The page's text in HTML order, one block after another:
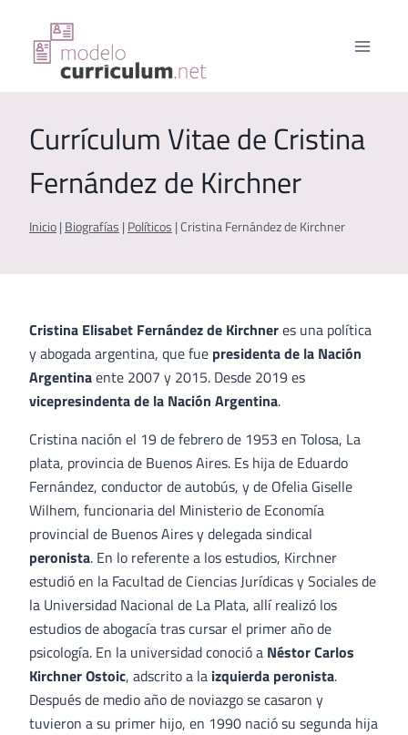
contenido
Currículum Vitae de Cristina
Fernández de Kirchner
Inicio | Biografías | Políticos | Cristina Fernández de Kirchner
Cristina Elisabet Fernández de Kirchneres una política
y abogada argentina, que fue presidenta de la Nación
Argentinaente 2007 y 2015. Desde 2019 es
vicepresindenta de la Nación Argentina.
Cristina nación el 19 de febrero de 1953 en Tolosa, La
plata, provincia de Buenos Aires. Es hija de Eduardo
Fernández, conductor de autobús, y de Ofelia Giselle
Wilhem, funcionaria del Ministerio de Economía
provincial de Buenos Aires y delegada sindical
peronista. En lo referente a los estudios, Kirchner
estudió en la Facultad de Ciencias Jurídicas y Sociales de
la Universidad Nacional de La Plata, allí realizó los
estudios de abogacía tras cursar el primer año de
psicología. En la universidad conoció a Néstor Carlos
Kirchner Ostoic, adscrito a la izquierda peronista.
Después de medio año de noviazgo se casaron y
tuvieron a su primer hijo, en 1990 nació su segunda hija